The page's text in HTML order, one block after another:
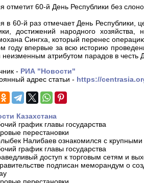
отметит 60-й День Республики без
в 60-й раз отмечает День Республики,
достижений народного
Сингха, который перенес
году впервые за всю историю
атрибутом парадов в честь
- РИА "Новости"
адрес статьи - https://
Казахстана
график главы государства
перестановки
Налибаев ознакомился с
график главы государства
доступ к торговым сетям и
подписан меморандум о